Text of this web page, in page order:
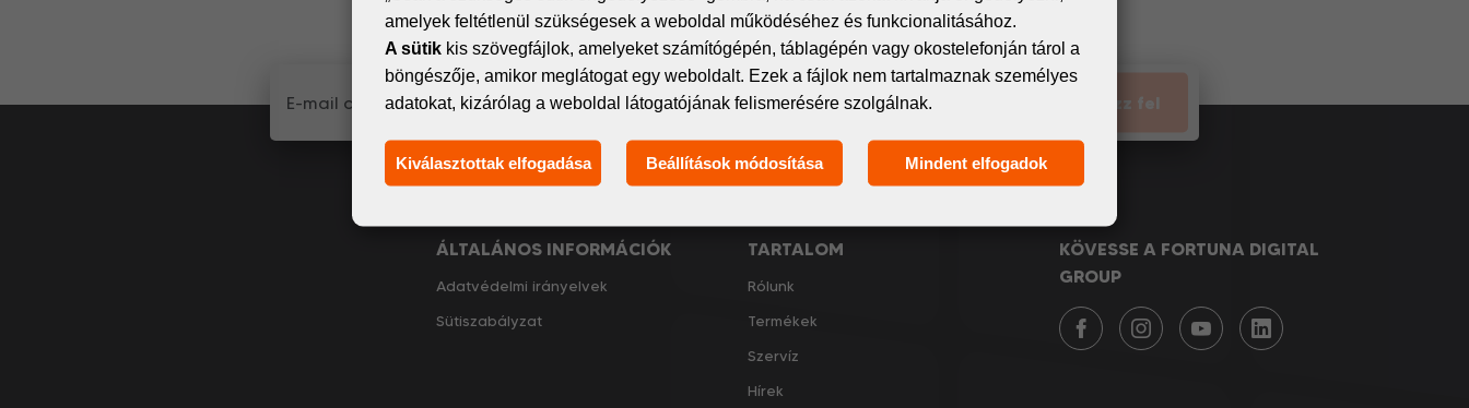
küldünk spamet – csak releváns és hasznos információkat osztunk meg.
Iratkozz fel
Elfogadoma GDPR általános feltételei
ÁLTALÁNOS INFORMÁCIÓK
Adatvédelmi irányelvek
Sütiszabályzat
TARTALOM
Rólunk
Termékek
Szervíz
Hírek
KÖVESSE A FORTUNA DIGITAL
GROUP
amelyek feltétlenül szükségesek a weboldal működéséhez és funkcionalitásához.
A sütik kis szövegfájlok, amelyeket számítógépén, táblagépén vagy okostelefonján tárol a
böngészője, amikor meglátogat egy weboldalt. Ezek a fájlok nem tartalmaznak személyes
adatokat, kizárólag a weboldal látogatójának felismerésére szolgálnak.
Kiválasztottak elfogadása Beállítások módosítása Mindent elfogadok